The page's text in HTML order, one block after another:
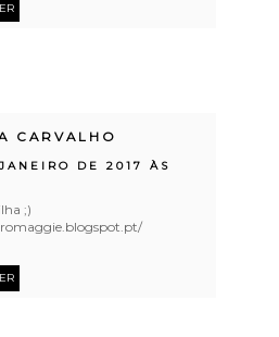
CARVALHO
DE 2017 ÀS
;)